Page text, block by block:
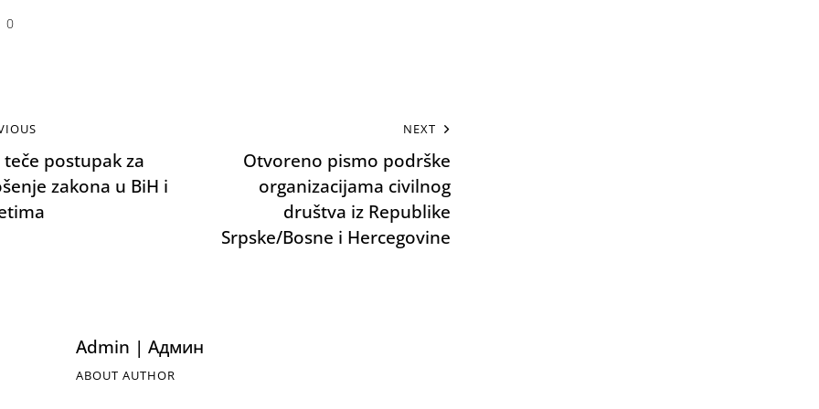
0
teče postupak za
zakona u BiH i
NEXT
Otvoreno pismo podrške
organizacijama civilnog
društva iz Republike
Srpske/Bosne i Hercegovine
Admin | Админ
ABOUT AUTHOR